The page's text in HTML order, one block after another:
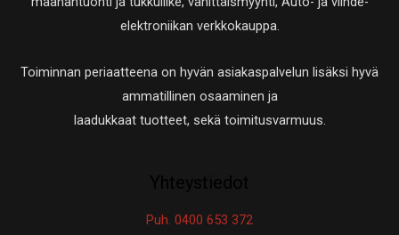
elektroniikan verkkokauppa.
Toiminnan periaatteena on hyvän asiakaspalvelun lisäksi hyvä
ammatillinen osaaminen ja
laadukkaat tuotteet, sekä toimitusvarmuus.
Puh. 0400 653 372